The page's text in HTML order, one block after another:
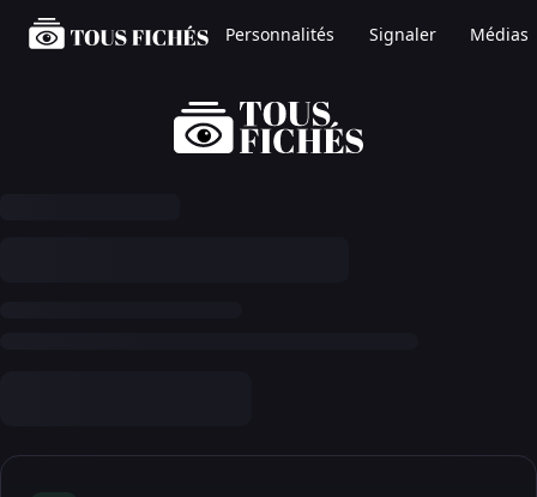
Personnalités Signaler Médias